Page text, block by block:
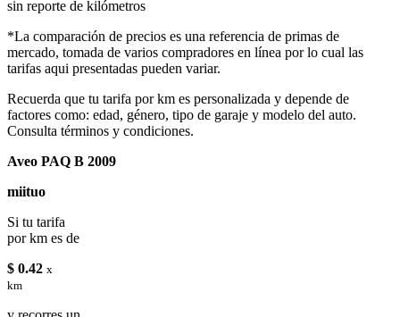
sin reporte de kilómetros
*La comparación de precios es una referencia de primas de
mercado, tomada de varios compradores en línea por lo cual las
tarifas aqui presentadas pueden variar.
Recuerda que tu tarifa por km es personalizada y depende de
factores como: edad, género, tipo de garaje y modelo del auto.
Consulta términos y condiciones.
Aveo PAQ B 2009
miituo
Si tu tarifa
por km es de
$ 0.42 x
km